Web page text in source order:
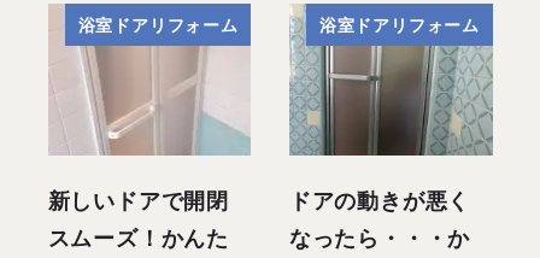
浴室ドアリフォーム
新しいドアで開閉
スムーズ！かんた
浴室ドアリフォーム
ドアの動きが悪く
なったら・・・か